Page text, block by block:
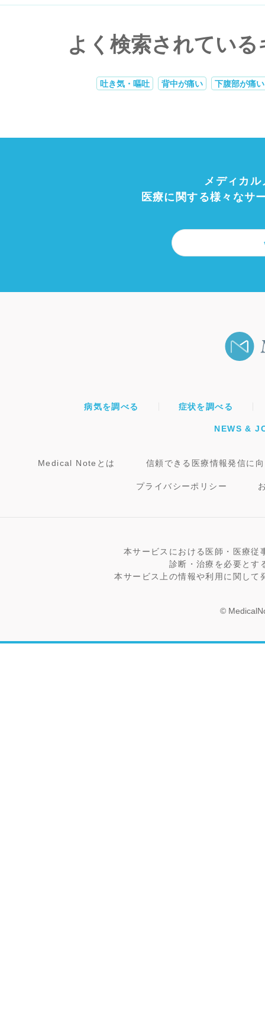
よく検索されてい
吐き気・嘔吐 背中が痛い 下腹部が痛い
メディカル
医療に関する様々なサ
病気を調べる 症状を調べる
NEWS &
Medical Noteとは 信頼できる医療情報発信に
プライバシーポリシー
本サービスにおける医師・医療従
診断・治療を必要とす
本サービス上の情報や利用に関し
©